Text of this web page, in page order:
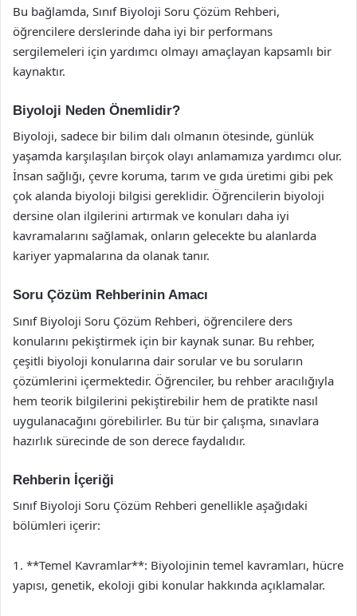
Bu bağlamda, Sınıf Biyoloji Soru Çözüm Rehberi,
öğrencilere derslerinde daha iyi bir performans
sergilemeleri için yardımcı olmayı amaçlayan kapsamlı bir
kaynaktır.
Biyoloji Neden Önemlidir?
Biyoloji, sadece bir bilim dalı olmanın ötesinde, günlük
yaşamda karşılaşılan birçok olayı anlamamıza yardımcı olur.
İnsan sağlığı, çevre koruma, tarım ve gıda üretimi gibi pek
çok alanda biyoloji bilgisi gereklidir. Öğrencilerin biyoloji
dersine olan ilgilerini artırmak ve konuları daha iyi
kavramalarını sağlamak, onların gelecekte bu alanlarda
kariyer yapmalarına da olanak tanır.
Soru Çözüm Rehberinin Amacı
Sınıf Biyoloji Soru Çözüm Rehberi, öğrencilere ders
konularını pekiştirmek için bir kaynak sunar. Bu rehber,
çeşitli biyoloji konularına dair sorular ve bu soruların
çözümlerini içermektedir. Öğrenciler, bu rehber aracılığıyla
hem teorik bilgilerini pekiştirebilir hem de pratikte nasıl
uygulanacağını görebilirler. Bu tür bir çalışma, sınavlara
hazırlık sürecinde de son derece faydalıdır.
Rehberin İçeriği
Sınıf Biyoloji Soru Çözüm Rehberi genellikle aşağıdaki
bölümleri içerir:
1. **Temel Kavramlar**: Biyolojinin temel kavramları, hücre
yapısı, genetik, ekoloji gibi konular hakkında açıklamalar.